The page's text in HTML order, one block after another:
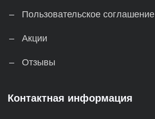
Пользовательское соглашение
Акции
Отзывы
Контактная информация